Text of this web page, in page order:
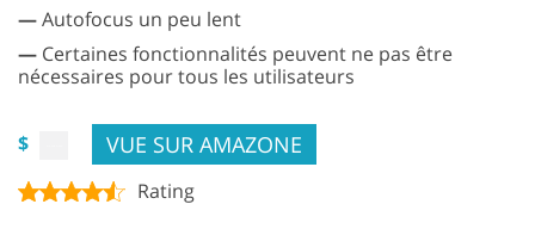
—Autofocus un peu lent
— Certaines fonctionnalités peuvent ne pas être
nécessaires pour tous les utilisateurs
$ VUE SUR AMAZONE
Rating